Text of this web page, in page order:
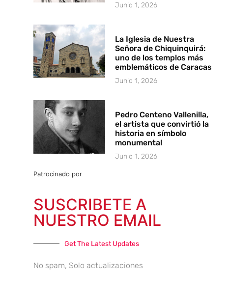
Junio 1, 2026
La Iglesia de Nuestra
Señora de Chiquinquirá:
uno de los templos más
emblemáticos de Caracas
Junio 1, 2026
Pedro Centeno Vallenilla,
el artista que convirtió la
historia en símbolo
monumental
Junio 1, 2026
Patrocinado por
SUSCRIBETE A
NUESTRO EMAIL
Get The Latest Updates
No spam, Solo actualizaciones